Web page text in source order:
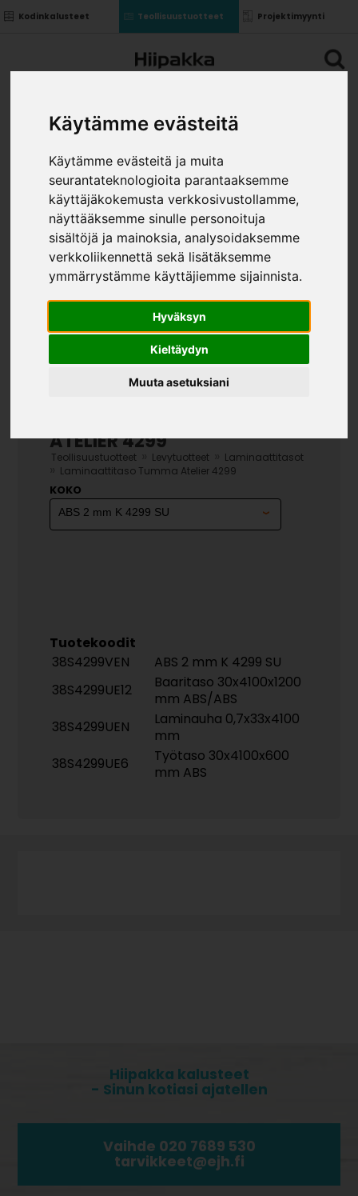
Käytämme evästeitä
Käytämme evästeitä ja muita
seurantateknologioita parantaaksemme
käyttäjäkokemusta verkkosivustollamme,
näyttääksemme sinulle personoituja
sisältöjä ja mainoksia, analysoidaksemme
verkkoliikennettä sekä lisätäksemme
ymmärrystämme käyttäjiemme sijainnista.
Hyväksyn
Kieltäydyn
Muuta asetuksiani
Kodinkalusteet Teollisuustuotteet Projektimyynti
ATELIER 4299
Teollisuustuotteet Levytuotteet Laminaattitasot
Laminaattitaso Tumma Atelier 4299
KOKO
Tuotekoodit
38S4299VEN
ABS 2 mm K 4299 SU
38S4299UE12
Baaritaso 30x4100x1200
mm ABS/ABS
38S4299UEN
Laminauha 0,7x33x4100
mm
38S4299UE6
Työtaso 30x4100x600
mm ABS
Hiipakka kalusteet
- Sinun kotiasi ajatellen
Vaihde 020 7689 530
tarvikkeet@ejh.fi